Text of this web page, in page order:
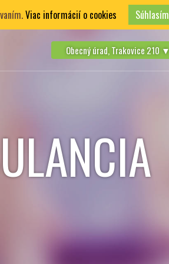
Viac informácií o cookies Súhlasím
Obecný úrad, Trakovice 210 ▼